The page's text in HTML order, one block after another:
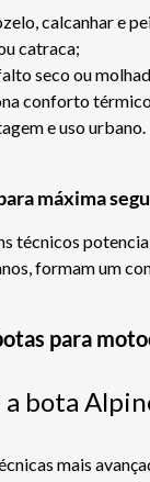
calcanhar e
catraca;
seco ou
conforto
e uso urbano.
máxima
técnicos
formam um
para
bota
mais